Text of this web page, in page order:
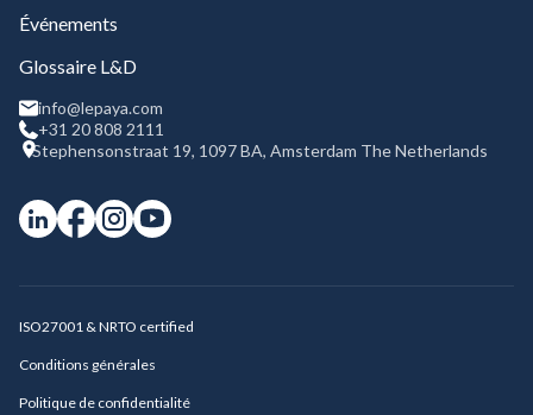
Événements
Glossaire L&D
info@lepaya.com
+31 20 808 2111
Stephensonstraat 19, 1097 BA, Amsterdam The Netherlands
ISO27001 & NRTO certified
Conditions générales
Politique de confidentialité